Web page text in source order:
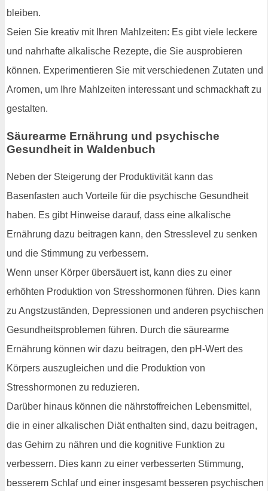
bleiben.
Seien Sie kreativ mit Ihren Mahlzeiten: Es gibt viele leckere
und nahrhafte alkalische Rezepte, die Sie ausprobieren
können. Experimentieren Sie mit verschiedenen Zutaten und
Aromen, um Ihre Mahlzeiten interessant und schmackhaft zu
gestalten.
Säurearme Ernährung und psychische
Gesundheit in Waldenbuch
Neben der Steigerung der Produktivität kann das
Basenfasten auch Vorteile für die psychische Gesundheit
haben. Es gibt Hinweise darauf, dass eine alkalische
Ernährung dazu beitragen kann, den Stresslevel zu senken
und die Stimmung zu verbessern.
Wenn unser Körper übersäuert ist, kann dies zu einer
erhöhten Produktion von Stresshormonen führen. Dies kann
zu Angstzuständen, Depressionen und anderen psychischen
Gesundheitsproblemen führen. Durch die säurearme
Ernährung können wir dazu beitragen, den pH-Wert des
Körpers auszugleichen und die Produktion von
Stresshormonen zu reduzieren.
Darüber hinaus können die nährstoffreichen Lebensmittel,
die in einer alkalischen Diät enthalten sind, dazu beitragen,
das Gehirn zu nähren und die kognitive Funktion zu
verbessern. Dies kann zu einer verbesserten Stimmung,
besserem Schlaf und einer insgesamt besseren psychischen